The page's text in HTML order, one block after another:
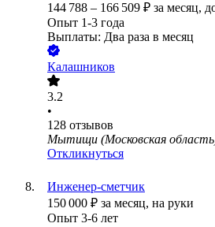
144 788 – 166 509 ₽ за месяц,
Опыт 1-3 года
Выплаты: Два раза в месяц
Калашников
3.2
•
128 отзывов
Мытищи (Московская
Откликнуться
Инженер-сметчик
150 000 ₽ за месяц, на руки
Опыт 3-6 лет